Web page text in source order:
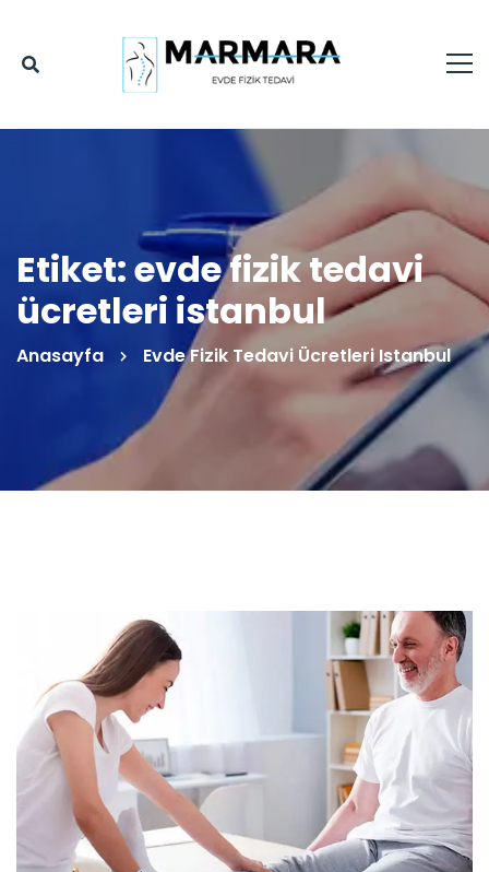
Etiket: evde fizik tedavi
ücretleri istanbul
Anasayfa Evde Fizik Tedavi Ücretleri Istanbul